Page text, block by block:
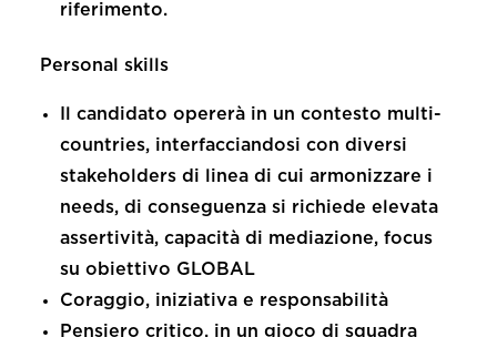
riferimento.
Personal skills
Il candidato opererà in un contesto multi-
countries, interfacciandosi con diversi
stakeholders di linea di cui armonizzare i
needs, di conseguenza si richiede elevata
assertività, capacità di mediazione, focus
su obiettivo GLOBAL
Coraggio, iniziativa e responsabilità
Pensiero critico, in un gioco di squadra